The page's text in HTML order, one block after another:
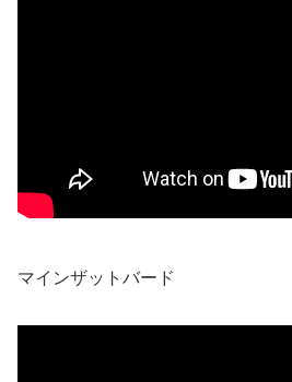
マインザットバード